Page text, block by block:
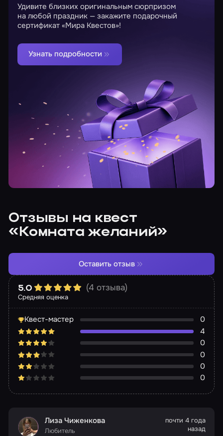
Удивите близких оригинальным сюрпризом
на любой праздник — закажите подарочный
сертификат «Мира Квестов»!
Узнать подробности
Отзывы на квест
«Комната желаний»
Средняя оценка
5.0 (4 отзыва)
Квест-мастер
0
4
0
0
0
0
Оставить отзыв
Лиза Чиженкова
Любитель
почти 4 года
назад